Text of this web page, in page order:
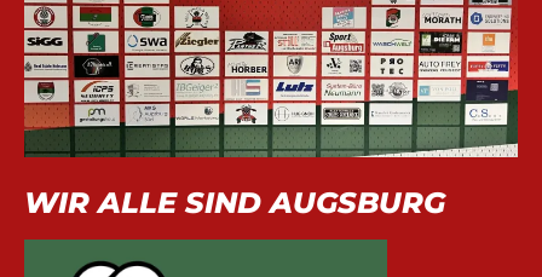
WIR ALLE SIND AUGSBURG